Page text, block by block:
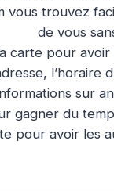
vous trouvez
de vous
carte pour
sur
gagner du
pour avoir les